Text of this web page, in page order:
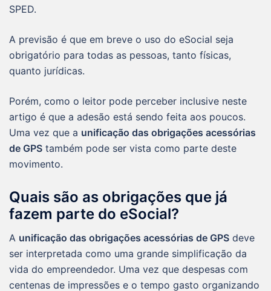
SPED.
A previsão é que em breve o uso do eSocial seja
obrigatório para todas as pessoas, tanto físicas,
quanto jurídicas.
Porém, como o leitor pode perceber inclusive neste
artigo é que a adesão está sendo feita aos poucos.
Uma vez que a unificação das obrigações acessórias
de GPS também pode ser vista como parte deste
movimento.
Quais são as obrigações que já
fazem parte do eSocial?
A unificação das obrigações acessórias de GPS deve
ser interpretada como uma grande simplificação da
vida do empreendedor. Uma vez que despesas com
centenas de impressões e o tempo gasto organizando